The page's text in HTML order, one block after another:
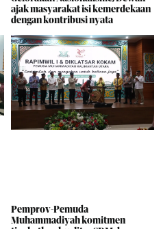
ajak masyarakat isi kemerdekaan
dengan kontribusi nyata
Pemprov-Pemuda
Muhammadiyah komitmen